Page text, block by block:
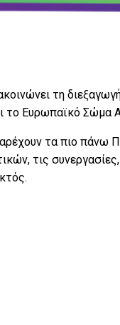
τη
το Ευρωπαϊκό Σώμα
τα πιο πάνω
τις